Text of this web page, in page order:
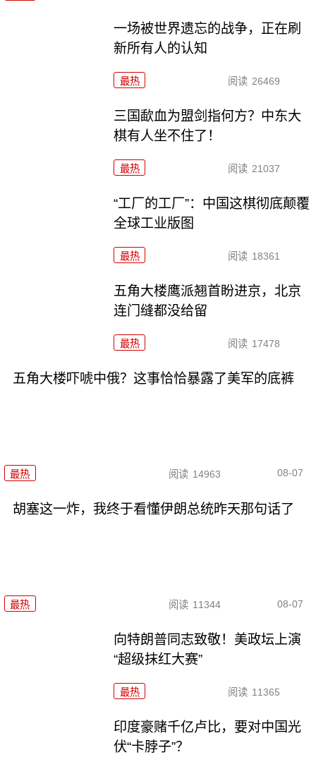
一场被世界遗忘的战争，正在刷
新所有人的认知
最热 阅读 26469
三国歃血为盟剑指何方？中东大
棋有人坐不住了！
最热 阅读 21037
“工厂的工厂”：中国这棋彻底颠覆
全球工业版图
最热 阅读 18361
五角大楼鹰派翘首盼进京，北京
连门缝都没给留
最热 阅读 17478
五角大楼吓唬中俄？这事恰恰暴露了美军的底裤
最热 阅读 14963 08-07
胡塞这一炸，我终于看懂伊朗总统昨天那句话了
最热 阅读 11344 08-07
向特朗普同志致敬！美政坛上演
“超级抹红大赛”
最热 阅读 11365
印度豪赌千亿卢比，要对中国光
伏“卡脖子”？